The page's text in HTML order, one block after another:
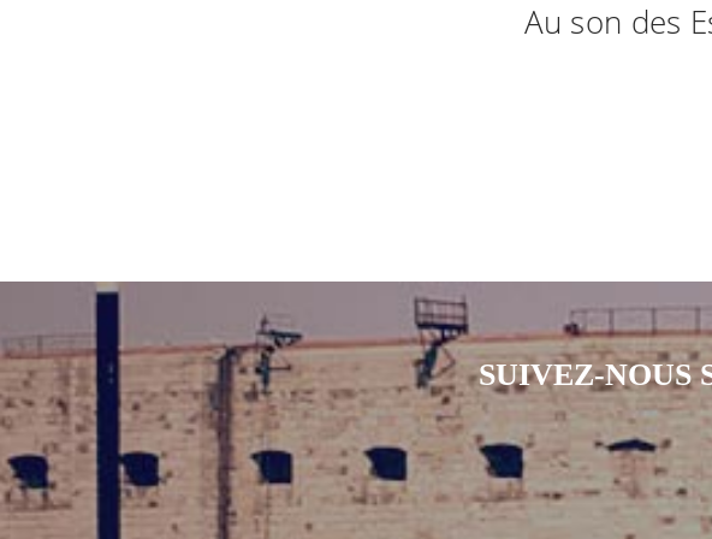
Au son des
SUIVEZ-NOUS